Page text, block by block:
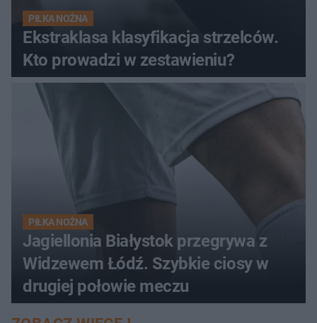
PIŁKA NOŻNA
Ekstraklasa klasyfikacja strzelców.
Kto prowadzi w zestawieniu?
PIŁKA NOŻNA
Jagiellonia Białystok przegrywa z
Widzewem Łódź. Szybkie ciosy w
drugiej połowie meczu